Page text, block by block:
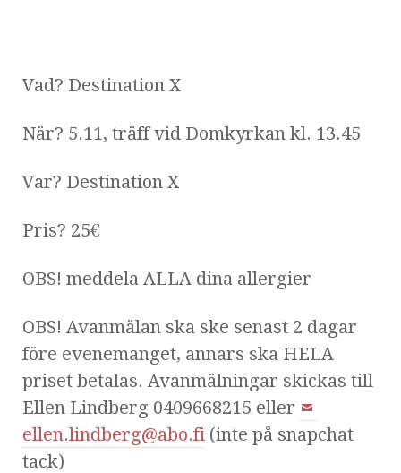
Vad? Destination X
När? 5.11, träff vid Domkyrkan kl. 13.45
Var? Destination X
Pris? 25€
OBS! meddela ALLA dina allergier
OBS! Avanmälan ska ske senast 2 dagar
före evenemanget, annars ska HELA
priset betalas. Avanmälningar skickas till
Ellen Lindberg 0409668215 eller
ellen.lindberg@abo.fi (inte på snapchat
tack)